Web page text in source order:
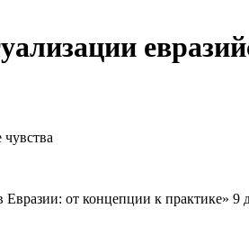
от концепции к практике»